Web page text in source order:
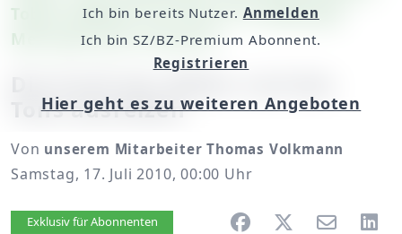
Tobias Wilhelm hat heute im Böblinger
Metropol-Kino Premiere
Tons ausreizen
Von unserem Mitarbeiter Thomas Volkmann
Samstag, 17. Juli 2010, 00:00 Uhr
Artikel vorlesen
Exklusiv für Abonnenten
Ich bin bereits Nutzer. Anmelden
Ich bin SZ/BZ-Premium Abonnent.
Registrieren
Hier geht es zu weiteren Angeboten